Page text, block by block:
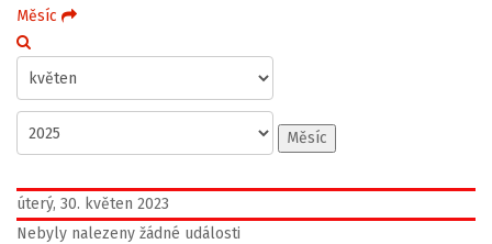
Měsíc
Měsíc
úterý, 30. květen 2023
Nebyly nalezeny žádné události